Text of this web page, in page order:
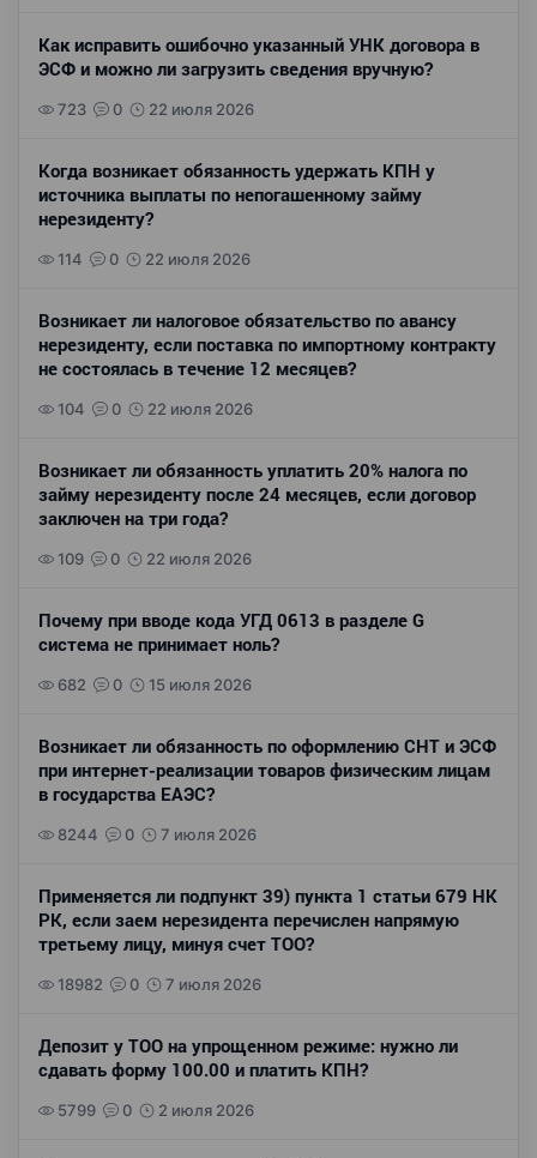
Как исправить ошибочно указанный УНК договора в
ЭСФ и можно ли загрузить сведения вручную?
723 0 22 июля 2026
Когда возникает обязанность удержать КПН у
источника выплаты по непогашенному займу
нерезиденту?
114 0 22 июля 2026
Возникает ли налоговое обязательство по авансу
нерезиденту, если поставка по импортному контракту
не состоялась в течение 12 месяцев?
104 0 22 июля 2026
Возникает ли обязанность уплатить 20% налога по
займу нерезиденту после 24 месяцев, если договор
заключен на три года?
109 0 22 июля 2026
Почему при вводе кода УГД 0613 в разделе G
система не принимает ноль?
682 0 15 июля 2026
Возникает ли обязанность по оформлению СНТ и ЭСФ
при интернет-реализации товаров физическим лицам
в государства ЕАЭС?
8244 0 7 июля 2026
Применяется ли подпункт 39) пункта 1 статьи 679 НК
РК, если заем нерезидента перечислен напрямую
третьему лицу, минуя счет ТОО?
18982 0 7 июля 2026
Депозит у ТОО на упрощенном режиме: нужно ли
сдавать форму 100.00 и платить КПН?
5799 0 2 июля 2026